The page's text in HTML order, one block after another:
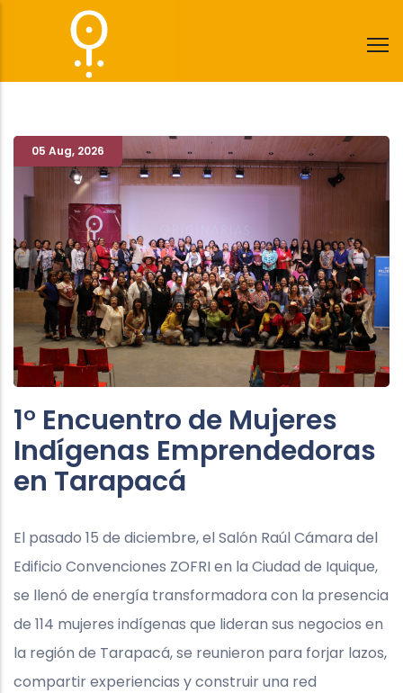
05 Aug, 2026
1° Encuentro de Mujeres
Indígenas Emprendedoras
en Tarapacá
El pasado 15 de diciembre, el Salón Raúl Cámara del
Edificio Convenciones ZOFRI en la Ciudad de Iquique,
se llenó de energía transformadora con la presencia
de 114 mujeres indígenas que lideran sus negocios en
la región de Tarapacá, se reunieron para forjar lazos,
compartir experiencias y construir una red